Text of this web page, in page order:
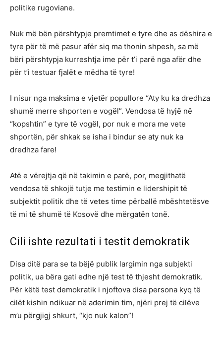
politike rugoviane.
Nuk më bën përshtypje premtimet e tyre dhe as dëshira e
tyre për të më pasur afër siq ma thonin shpesh, sa më
bëri përshtypja kurreshtja ime për t’i parë nga afër dhe
për t’i testuar fjalët e mëdha të tyre!
I nisur nga maksima e vjetër popullore “Aty ku ka dredhza
shumë merre shporten e vogël”. Vendosa të hyjë në
“kopshtin” e tyre të vogël, por nuk e mora me vete
shportën, për shkak se isha i bindur se aty nuk ka
dredhza fare!
Atë e vërejtja që në takimin e parë, por, megjithatë
vendosa të shkojë tutje me testimin e lidershipit të
subjektit politik dhe të vetes time përballë mbështetësve
të mi të shumë të Kosovë dhe mërgatën tonë.
Cili ishte rezultati i testit demokratik
Disa ditë para se ta bëjë publik largimin nga subjekti
politik, ua bëra gati edhe një test të thjesht demokratik.
Për këtë test demokratik i njoftova disa persona kyq të
cilët kishin ndikuar në aderimin tim, njëri prej të cilëve
m’u përgjigj shkurt, “kjo nuk kalon”!